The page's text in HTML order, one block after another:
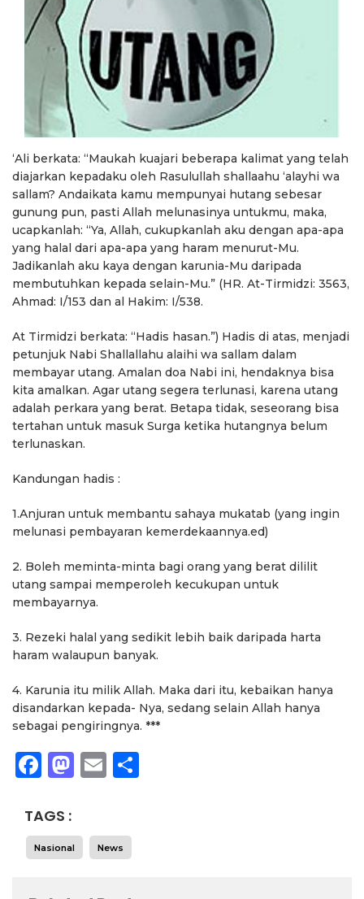
‘Ali berkata: “Maukah kuajari beberapa kalimat yang telah
diajarkan kepadaku oleh Rasulullah shallaahu ‘alayhi wa
sallam? Andaikata kamu mempunyai hutang sebesar
gunung pun, pasti Allah melunasinya untukmu, maka,
ucapkanlah: “Ya, Allah, cukupkanlah aku dengan apa-apa
yang halal dari apa-apa yang haram menurut-Mu.
Jadikanlah aku kaya dengan karunia-Mu daripada
membutuhkan kepada selain-Mu.” (HR. At-Tirmidzi: 3563,
Ahmad: I/153 dan al Hakim: I/538.
At Tirmidzi berkata: “Hadis hasan.”) Hadis di atas, menjadi
petunjuk Nabi Shallallahu alaihi wa sallam dalam
membayar utang. Amalan doa Nabi ini, hendaknya bisa
kita amalkan. Agar utang segera terlunasi, karena utang
adalah perkara yang berat. Betapa tidak, seseorang bisa
tertahan untuk masuk Surga ketika hutangnya belum
terlunaskan.
Kandungan hadis :
1.Anjuran untuk membantu sahaya mukatab (yang ingin
melunasi pembayaran kemerdekaannya.ed)
2. Boleh meminta-minta bagi orang yang berat dililit
utang sampai memperoleh kecukupan untuk
membayarnya.
3. Rezeki halal yang sedikit lebih baik daripada harta
haram walaupun banyak.
4. Karunia itu milik Allah. Maka dari itu, kebaikan hanya
disandarkan kepada- Nya, sedang selain Allah hanya
sebagai pengiringnya. ***
Facebook
Mastodon
Email
TAGS :
Nasional News